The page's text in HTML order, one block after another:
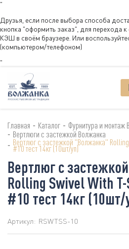
"
Друзья, если после выбора способа
кнопка "оформить заказ", для перехода к
КЭШ в своём браузере. Или
(компьютером/телефоном)
"
Главная - Каталог - Фурнитура и монтаж
- Вертлюги с застежкой Волжанка
- Вертлюг с застежкой "Волжанка"
#10 тест 14кг (10шт/уп)
Вертлюг с
Rolling Swivel With
#10 тест 14кг (10шт/
Артикул: RSWTSS-10